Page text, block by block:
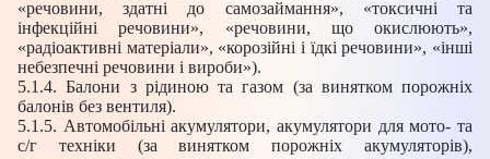
«речовини, здатні до самозаймання», «токсичні та
інфекційні речовини», «речовини, що окислюють»,
«радіоактивні матеріали», «корозійні і їдкі речовини», «інші
небезпечні речовини і вироби»).
5.1.4. Балони з рідиною та газом (за винятком порожніх
балонів без вентиля).
5.1.5. Автомобільні акумулятори, акумулятори для мото- та
с/г техніки (за винятком порожніх акумуляторів),